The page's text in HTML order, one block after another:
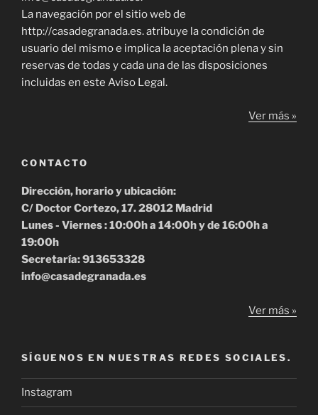
La navegación por el sitio web de
http://casadegranada.es. atribuye la condición de
usuario del mismo e implica la aceptación plena y sin
reservas de todas y cada una de las disposiciones
incluidas en este Aviso Legal.
Ver más »
CONTACTO
Dirección, horario y ubicación:
C/ Doctor Cortezo, 17. 28012 Madrid
Lunes - Viernes : 10:00h a 14:00h y de 16:00h a
19:00h
Secretaría: 913653328
info@casadegranada.es
Ver más »
SÍGUENOS EN NUESTRAS REDES SOCIALES.
Instagram